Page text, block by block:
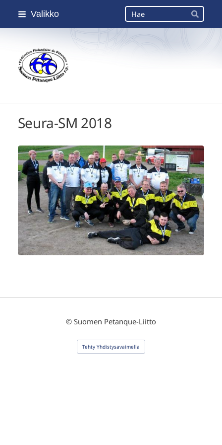
Siirry
Valikko Haku
Hae
Suomen Petanque-Liitto
Seura-SM 2018
© Suomen Petanque-Liitto
Tehty Yhdistysavaimella